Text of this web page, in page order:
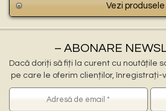
Vezi produsele
– ABONARE
Dacă doriți să fiți la curent cu noutățile
pe care le oferim clienților, înregistrați-